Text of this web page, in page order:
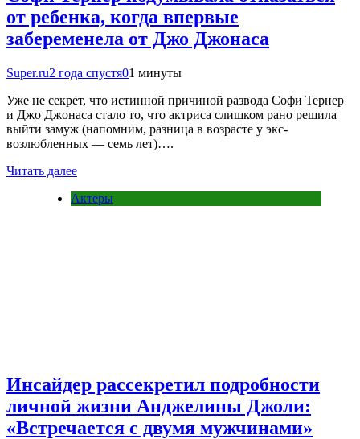
от ребенка, когда впервые
забеременела от Джо Джонаса
Super.ru2 года спустя01 минуты
Уже не секрет, что истинной причиной развода Софи Тернер
и Джо Джонаса стало то, что актриса слишком рано решила
выйти замуж (напомним, разница в возрасте у экс-
возлюбленных — семь лет)….
Читать далее
Актеры
Инсайдер рассекретил подробности
личной жизни Анджелины Джоли:
«Встречается с двумя мужчинами»